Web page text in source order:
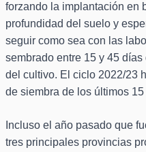
forzando la implantación en
profundidad del suelo y
seguir como sea con las
sembrado entre 15 y 45
del cultivo. El ciclo 2022/23
de siembra de los últimos
Incluso el año pasado que
tres principales provincias